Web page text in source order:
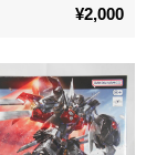
¥2,000